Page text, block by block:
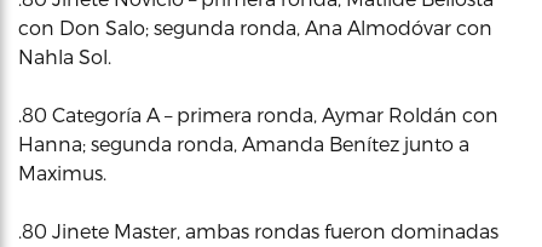
con Don Salo; segunda ronda, Ana Almodóvar con
Nahla Sol.
.80 Categoría A – primera ronda, Aymar Roldán con
Hanna; segunda ronda, Amanda Benítez junto a
Maximus.
.80 Jinete Master, ambas rondas fueron dominadas